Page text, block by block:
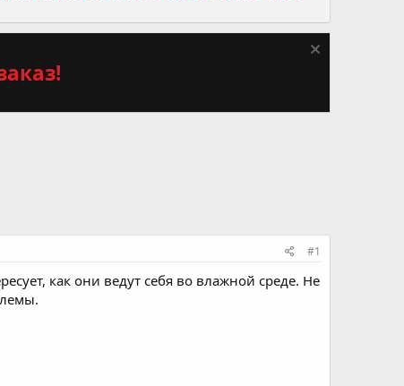
#1
как они ведут себя во влажной среде. Не